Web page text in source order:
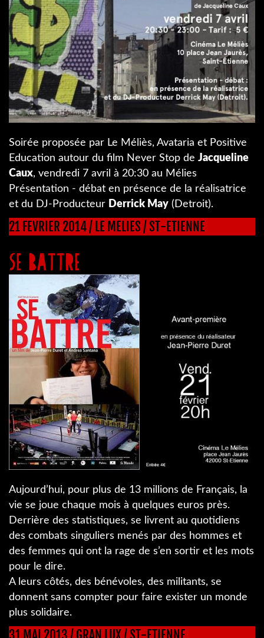
Soirée proposée par Le Méliès, Avataria et Positive
Education autour du film Never Stop de Jacqueline
Caux, vendredi 7 avril à 20:30 au Mélies
Présentation - débat en présence de la réalisatrice
et du DJ-Producteur Derrick May (Detroit).
21 FEVRIER 2014 / LE MELIES / ST-ETIENNE
SE BATTRE
Aujourd’hui, pour plus de 13 millions de Français, la
vie se joue chaque mois à quelques euros près.
Derrière des statistiques, se livrent au quotidiens
des combats singuliers menés par des hommes et
des femmes qui ont la rage de s’en sortir et les mots
pour le dire.
A leurs côtés, des bénévoles, des militants, se
donnent sans compter pour faire exister un monde
plus solidaire.